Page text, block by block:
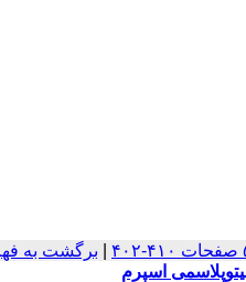
برگشت به
اسپرم